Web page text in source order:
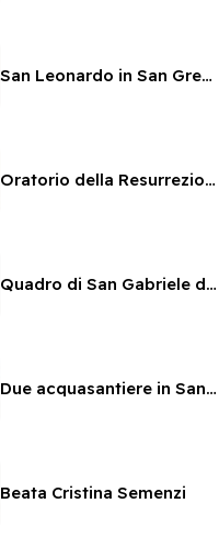
San Leonardo in San Gregorio
Oratorio della Resurrezione - affreschi
Quadro di San Gabriele dell'Addolorata
Due acquasantiere in San Gregorio
Beata Cristina Semenzi